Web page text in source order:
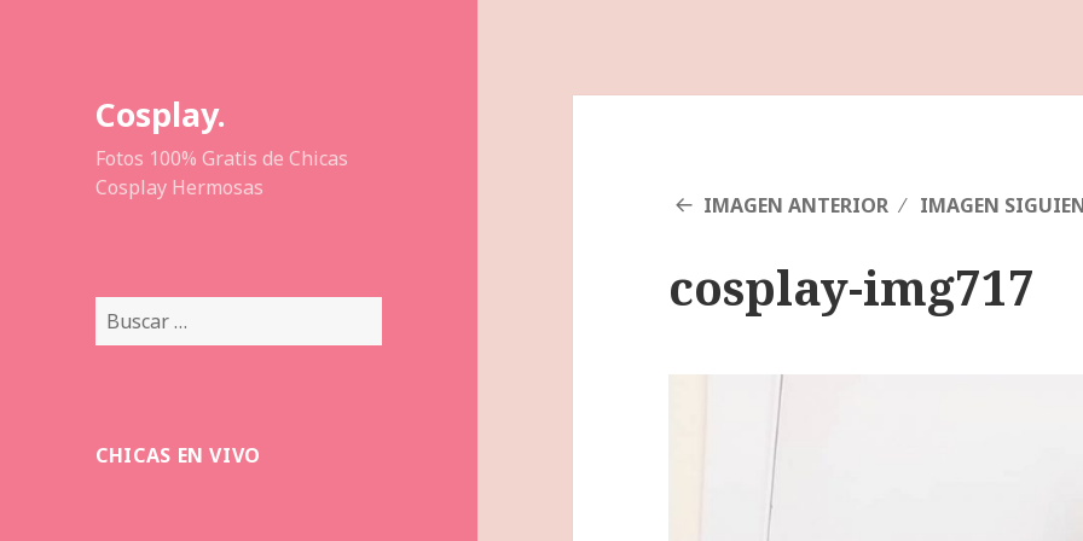
Cosplay.
Fotos 100% Gratis de Chicas
Cosplay Hermosas
Buscar:
CHICAS EN VIVO
IMAGEN ANTERIOR IMAGEN
cosplay-img717